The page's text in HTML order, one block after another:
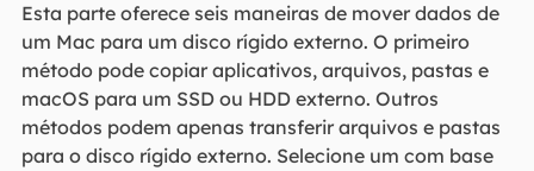
Esta parte oferece seis maneiras de mover dados de
um Mac para um disco rígido externo. O primeiro
método pode copiar aplicativos, arquivos, pastas e
macOS para um SSD ou HDD externo. Outros
métodos podem apenas transferir arquivos e pastas
para o disco rígido externo. Selecione um com base